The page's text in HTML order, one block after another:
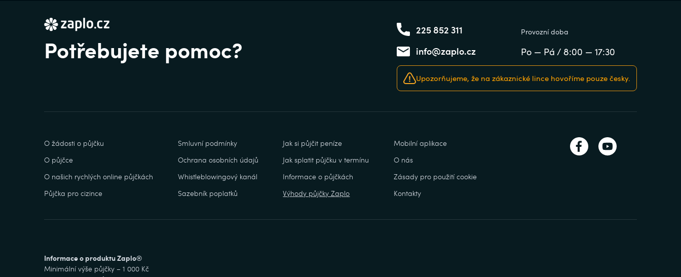
Potřebujete pomoc?
225 852 311
info@zaplo.cz
Provozní doba
Po — Pá / 8:00 — 17:30
Upozorňujeme, že na zákaznické lince hovoříme pouze česky.
O žádosti o půjčku
O půjčce
O našich rychlých online půjčkách
Půjčka pro cizince
Smluvní podmínky
Ochrana osobních údajů
Whistleblowingový kanál
Sazebník poplatků
Jak si půjčit peníze
Jak splatit půjčku v termínu
Informace o půjčkách
Výhody půjčky Zaplo
Mobilní aplikace
O nás
Zásady pro použití cookie
Kontakty
Informace o produktu Zaplo®
Minimální výše půjčky – 1 000 Kč